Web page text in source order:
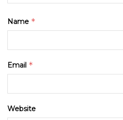
Name *
Email *
Website